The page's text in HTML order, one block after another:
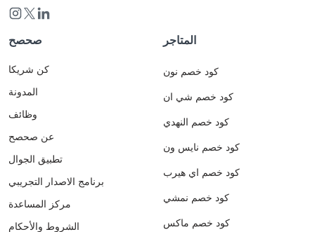
صحصح
كن شريكا
المدونة
وظائف
عن صحصح
تطبيق الجوال
برنامج الاصدار التجريبي
مركز المساعدة
الشروط والأحكام
المتاجر
كود خصم نون
كود خصم شي ان
كود خصم النهدي
كود خصم نايس ون
كود خصم اي هيرب
كود خصم نمشي
كود خصم ماكس